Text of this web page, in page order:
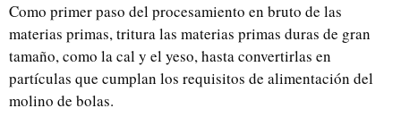
Como primer paso del procesamiento en bruto de las
materias primas, tritura las materias primas duras de gran
tamaño, como la cal y el yeso, hasta convertirlas en
partículas que cumplan los requisitos de alimentación del
molino de bolas.